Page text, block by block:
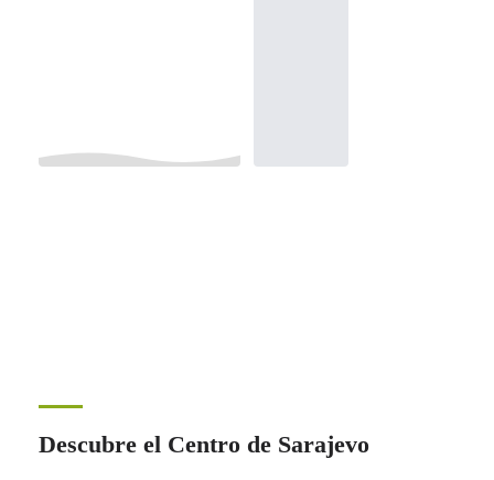
Descubre el Centro de Sarajevo